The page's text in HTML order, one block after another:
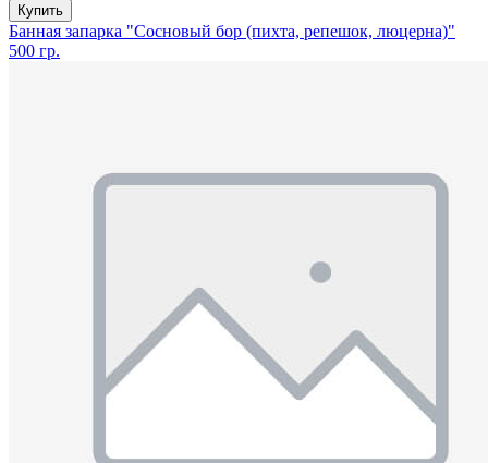
Купить
Банная запарка "Сосновый бор (пихта, репешок, люцерна)"
500 гр.